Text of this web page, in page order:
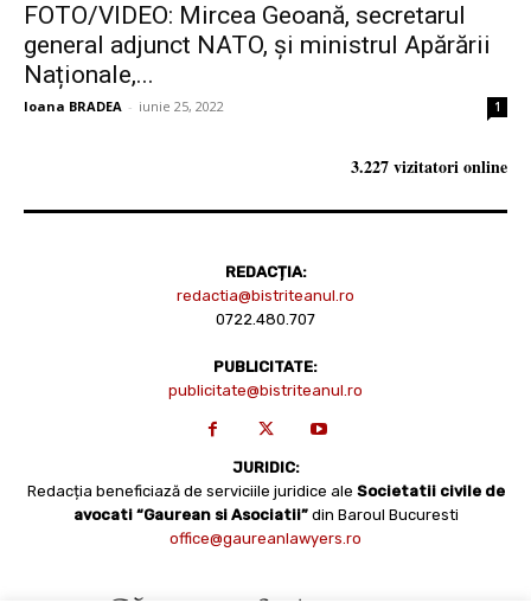
FOTO/VIDEO: Mircea Geoană, secretarul
general adjunct NATO, și ministrul Apărării
Naționale,...
Ioana BRADEA - iunie 25, 2022 1
3.227 vizitatori online
REDACȚIA:
redactia@bistriteanul.ro
0722.480.707
PUBLICITATE:
publicitate@bistriteanul.ro
JURIDIC:
Redacția beneficiază de serviciile juridice ale Societatii civile de
avocati “Gaurean si Asociatii” din Baroul Bucuresti
office@gaureanlawyers.ro